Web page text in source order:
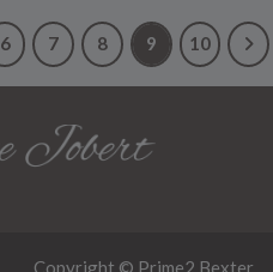
6 7 8 9 10
Copyright © Prime2 Bexter